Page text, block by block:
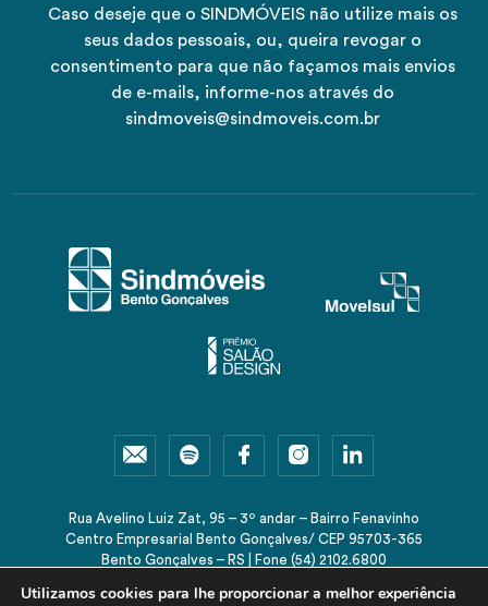
Caso deseje que o SINDMÓVEIS não utilize mais os
seus dados pessoais, ou, queira revogar o
consentimento para que não façamos mais envios
de e-mails, informe-nos através do
sindmoveis@sindmoveis.com.br
Rua Avelino Luiz Zat, 95 – 3º andar – Bairro Fenavinho
Centro Empresarial Bento Gonçalves/ CEP 95703-365
Bento Gonçalves – RS | Fone (54) 2102.6800
Utilizamos cookies para lhe proporcionar a melhor experiência